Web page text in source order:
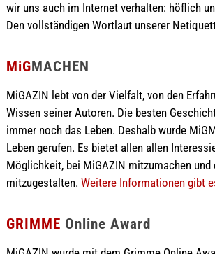
wir uns auch im Internet verhalten: höflich
Den vollständigen Wortlaut unserer
MiGMACHEN
MiGAZIN lebt von der Vielfalt, von den
Wissen seiner Autoren. Die besten
immer noch das Leben. Deshalb wurde
Leben gerufen. Es bietet allen allen
Möglichkeit, bei MiGAZIN mitzumachen und
mitzugestalten. Weitere Informationen gibt
GRIMME Online Award